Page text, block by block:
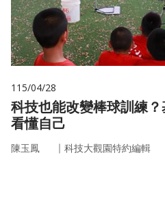
115/04/28
科技也能改變棒球訓練
看懂自己
陳玉鳳 ｜ 科技大觀園特約編輯